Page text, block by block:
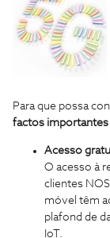
Para que possa
factos importantes
Acesso
O acesso à
clientes
móvel têm
plafond de
IoT.